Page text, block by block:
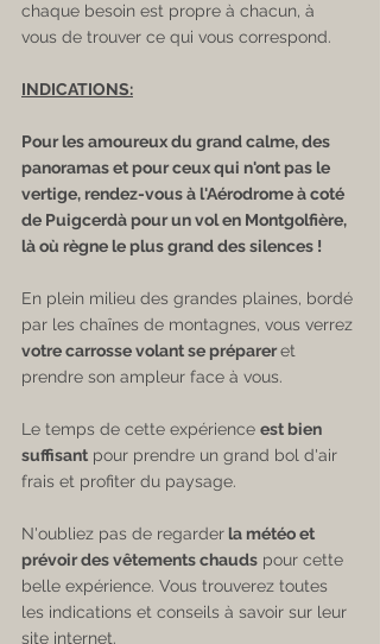
chaque besoin est propre à chacun, à
vous de trouver ce qui vous correspond.
INDICATIONS:
Pour les amoureux du grand calme, des
panoramas et pour ceux qui n'ont pas le
vertige, rendez-vous à l'Aérodrome à coté
de Puigcerdà pour un vol en Montgolfière,
là où règne le plus grand des silences !
En plein milieu des grandes plaines, bordé
par les chaînes de montagnes, vous verrez
votre carrosse volant se préparer et
prendre son ampleur face à vous.
Le temps de cette expérience est bien
suffisant pour prendre un grand bol d'air
frais et profiter du paysage.
N'oubliez pas de regarder la météo et
prévoir des vêtements chauds pour cette
belle expérience. Vous trouverez toutes
les indications et conseils à savoir sur leur
site internet.